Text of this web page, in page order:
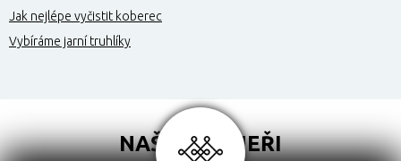
Jak nejlépe vyčistit koberec
Vybíráme jarní truhlíky
NAŠI PARTNEŘI